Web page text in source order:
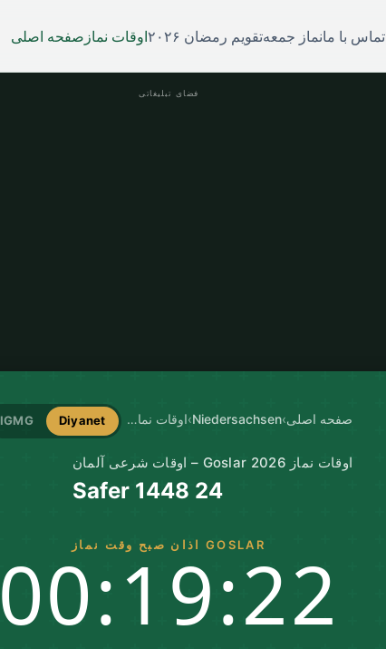
صفحه اصلی اوقات نماز تقویم رمضان ۲۰۲۶نماز جمعهتماس با ما
فضای تبلیغاتی
صفحه اصلی›
Niedersachsen
› اوقات نماز Goslar Diyanet
IGMG
اوقات نماز Goslar 2026 – اوقات شرعی آلمان
24 Safer 1448
GOSLAR اذان صبح وقت نماز
00:19:21